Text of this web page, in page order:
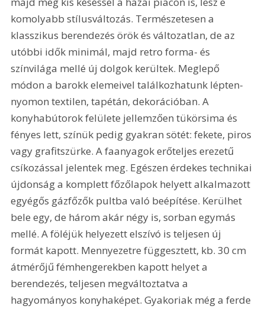
komolyabb stílusváltozás. Természetesen a
klasszikus berendezés örök és változatlan, de az
utóbbi idők minimál, majd retro forma- és
színvilága mellé új dolgok kerültek. Meglepő
módon a barokk elemeivel találkozhatunk lépten-
nyomon textilen, tapétán, dekorációban. A
konyhabútorok felülete jellemzően tükörsima és
fényes lett, színük pedig gyakran sötét: fekete, piros
vagy grafitszürke. A faanyagok erőteljes erezetű
csíkozással jelentek meg. Egészen érdekes technikai
újdonság a komplett főzőlapok helyett alkalmazott
egyégős gázfőzők pultba való beépítése. Kerülhet
bele egy, de három akár négy is, sorban egymás
mellé. A föléjük helyezett elszívó is teljesen új
formát kapott. Mennyezetre függesztett, kb. 30 cm
átmérőjű fémhengerekben kapott helyet a
berendezés, teljesen megváltoztatva a
hagyományos konyhaképet. Gyakoriak még a ferde